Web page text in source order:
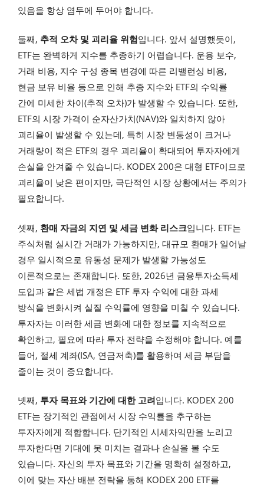
있음을 항상 염두에 두어야 합니다.
둘째, 추적 오차 및 괴리율 위험입니다. 앞서 설명했듯이,
ETF는 완벽하게 지수를 추종하기 어렵습니다. 운용 보수,
거래 비용, 지수 구성 종목 변경에 따른 리밸런싱 비용,
현금 보유 비율 등으로 인해 추종 지수와 ETF의 수익률
간에 미세한 차이(추적 오차)가 발생할 수 있습니다. 또한,
ETF의 시장 가격이 순자산가치(NAV)와 일치하지 않아
괴리율이 발생할 수 있는데, 특히 시장 변동성이 크거나
거래량이 적은 ETF의 경우 괴리율이 확대되어 투자자에게
손실을 안겨줄 수 있습니다. KODEX 200은 대형 ETF이므로
괴리율이 낮은 편이지만, 극단적인 시장 상황에서는 주의가
필요합니다.
셋째, 환매 자금의 지연 및 세금 변화 리스크입니다. ETF는
주식처럼 실시간 거래가 가능하지만, 대규모 환매가 일어날
경우 일시적으로 유동성 문제가 발생할 가능성도
이론적으로는 존재합니다. 또한, 2026년 금융투자소득세
도입과 같은 세법 개정은 ETF 투자 수익에 대한 과세
방식을 변화시켜 실질 수익률에 영향을 미칠 수 있습니다.
투자자는 이러한 세금 변화에 대한 정보를 지속적으로
확인하고, 필요에 따라 투자 전략을 수정해야 합니다. 예를
들어, 절세 계좌(ISA, 연금저축)를 활용하여 세금 부담을
줄이는 것이 중요합니다.
넷째, 투자 목표와 기간에 대한 고려입니다. KODEX 200
ETF는 장기적인 관점에서 시장 수익률을 추구하는
투자자에게 적합합니다. 단기적인 시세차익만을 노리고
투자한다면 기대에 못 미치는 결과나 손실을 볼 수도
있습니다. 자신의 투자 목표와 기간을 명확히 설정하고,
이에 맞는 자산 배분 전략을 통해 KODEX 200 ETF를